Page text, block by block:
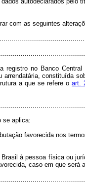
com as seguintes
no Banco
constituída
a que se refere oart.
se aplica:
favorecida nos
à pessoa física ou
caso em que será